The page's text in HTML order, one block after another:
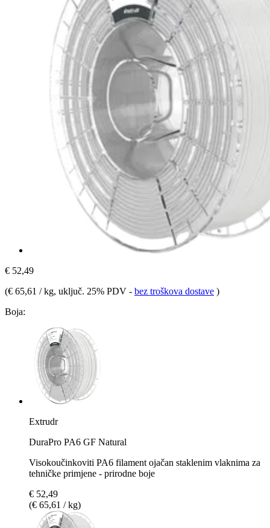
€ 52,49
(€ 65,61 / kg, uključ. 25% PDV - bez troškova dostave )
Boja:
Extrudr
DuraPro PA6 GF Natural
Visokoučinkoviti PA6 filament ojačan staklenim vlaknima za
tehničke primjene - prirodne boje
€ 52,49
(€ 65,61 / kg)